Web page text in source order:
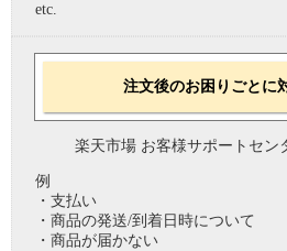
etc.
注文後のお困りごとに
楽天市場 お客様サポートセン
例
・支払い
・商品の発送/到着日時について
・商品が届かない